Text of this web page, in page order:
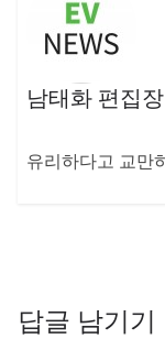
남태화 편집장
유리하다고 교만
답글 남기기